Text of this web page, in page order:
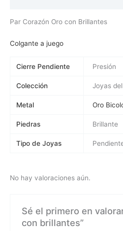
Par Corazón Oro con Brillantes
Colgante a juego
Cierre Pendiente Presión
Colección Joyas
Metal Oro
Piedras Brillante
Tipo de Joyas
No hay valoraciones aún.
Sé el primero en
con brillantes”